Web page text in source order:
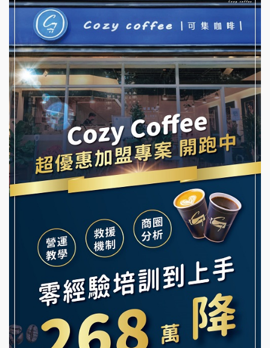
NU PASTA義大利麵加盟說明會
潮鍋癮加盟說明會
蓁伙烤倆吃加盟說明會
霏等茶加盟說明會
早安山丘加盟說明會
冰封仙果加盟說明會
Ramble Café 漫步藍咖啡加盟說明會
微風亭鐵板燒加盟說明會
鮮茶道加盟說明會
【曉妍美妝】誠徵行政櫃檯
自助洗衣店誠徵代洗收送人員(台中市)
MUSHEN徵SPA美容芳療師
冬城門加盟說明會
拾鑶火鍋加盟說明會
阿性情趣無人販售所加盟明會
龍涎居好湯加盟說明會
舒油頭加盟說明會
韓金量加盟說明會
Mr.Wish加盟說明會
白鬍泡泡 BOHO POPO加盟說明會
雞咕雞咕加盟說明會
TEA TOP加盟說明會